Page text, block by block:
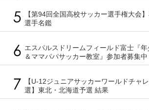
【第94回全国高校サッカー選手権大会
選手名鑑
エスパルスドリームフィールド富士『年
＆ママパパサッカー教室』参加者募集中
【U-12ジュニアサッカーワールドチャ
選】東北・北海道予選 結果